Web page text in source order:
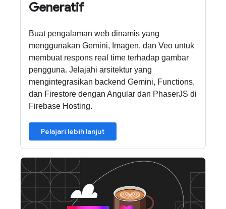
Generatif
Buat pengalaman web dinamis yang
menggunakan Gemini, Imagen, dan Veo untuk
membuat respons real time terhadap gambar
pengguna. Jelajahi arsitektur yang
mengintegrasikan backend Gemini, Functions,
dan Firestore dengan Angular dan PhaserJS di
Firebase Hosting.
Pelajari lebih lanjut